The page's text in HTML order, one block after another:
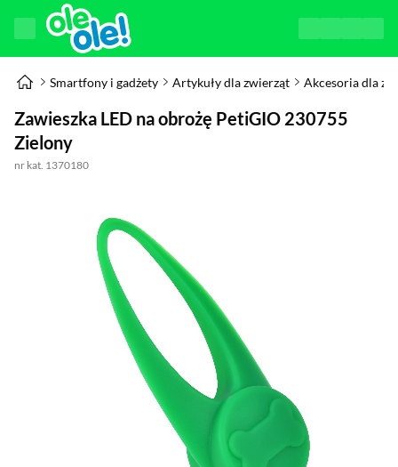
Smartfony i gadżety Artykuły dla zwierząt Akcesoria dla
Zawieszka LED na obrożę PetiGIO 230755
Zielony
nr kat. 1370180